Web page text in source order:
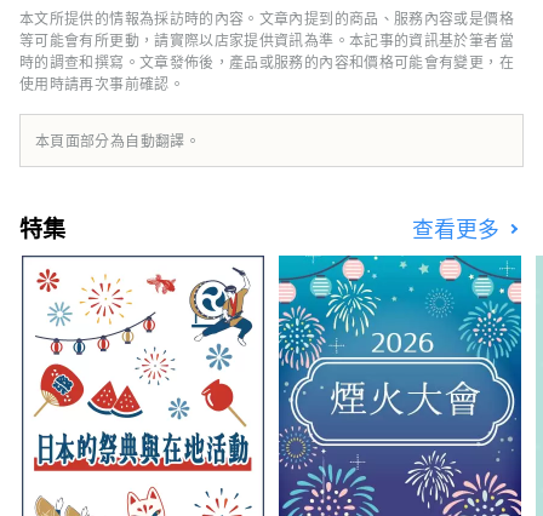
南予地區的悠閒之旅。
本文所提供的情報為採訪時的內容。文章內提到的商品、服務內容或是價格
等可能會有所更動，請實際以店家提供資訊為準。本記事的資訊基於筆者當
時的調查和撰寫。文章發佈後，產品或服務的內容和價格可能會有變更，在
使用時請再次事前確認。
本頁面部分為自動翻譯。
特集 查看更多